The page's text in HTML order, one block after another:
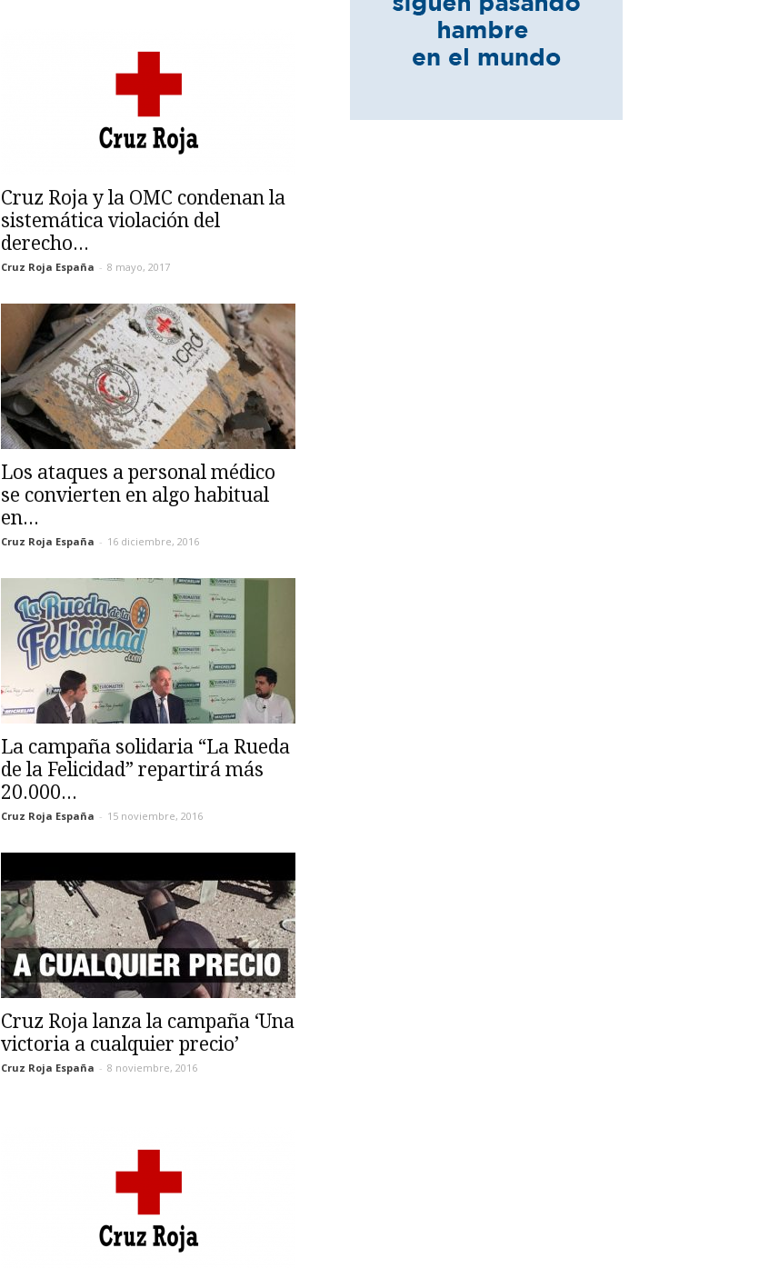
Cruz Roja y la OMC condenan la
sistemática violación del
derecho...
Cruz Roja España - 8 mayo, 2017
Los ataques a personal médico
se convierten en algo habitual
en...
Cruz Roja España - 16 diciembre, 2016
La campaña solidaria “La Rueda
de la Felicidad” repartirá más
20.000...
Cruz Roja España - 15 noviembre, 2016
Cruz Roja lanza la campaña ‘Una
victoria a cualquier precio’
Cruz Roja España - 8 noviembre, 2016